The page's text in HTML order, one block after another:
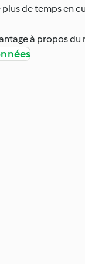
de temps en
à propos du